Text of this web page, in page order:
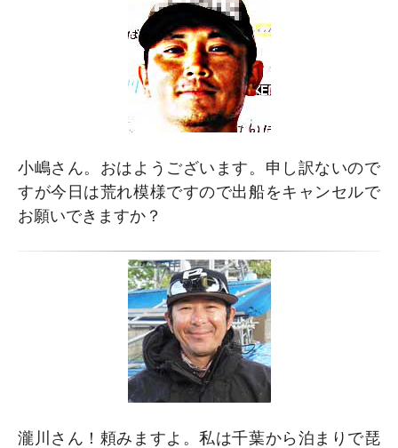
小嶋さん。おはようございます。申し訳ないので
すが今日は荒れ模様ですので出船をキャンセルで
お願いできますか？
瀧川さん！頼みますよ。私は千葉から泊まりで琵